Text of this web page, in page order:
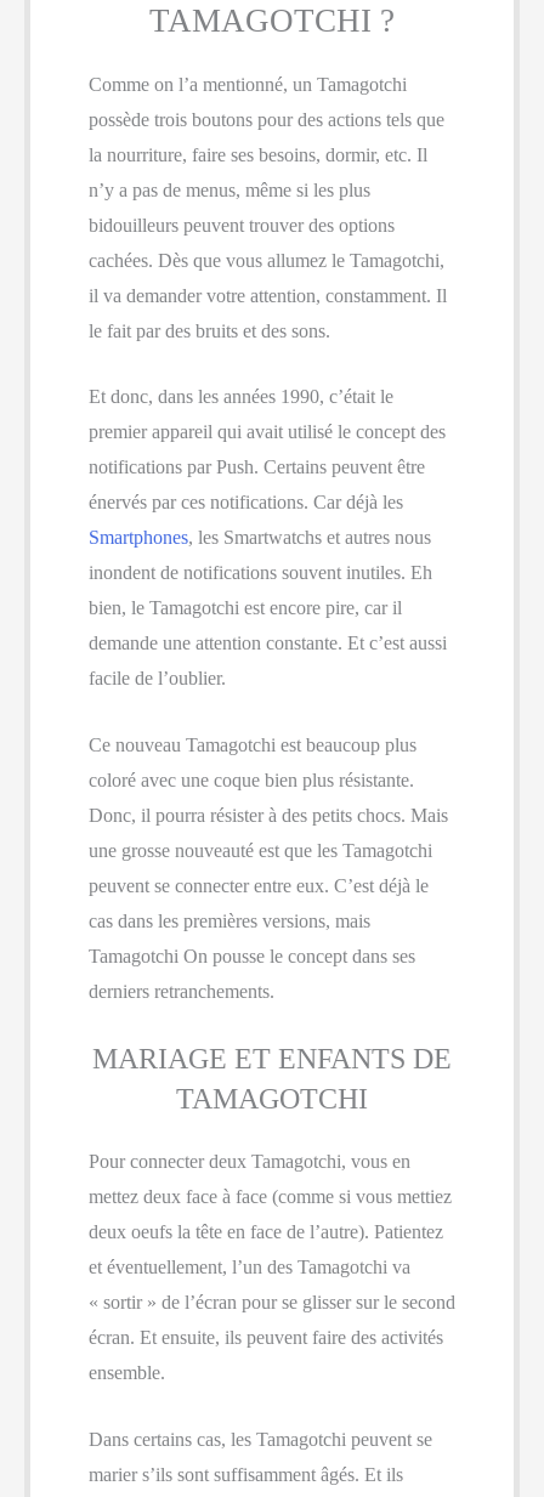
TAMAGOTCHI ?
Comme on l’a mentionné, un Tamagotchi
possède trois boutons pour des actions tels que
la nourriture, faire ses besoins, dormir, etc. Il
n’y a pas de menus, même si les plus
bidouilleurs peuvent trouver des options
cachées. Dès que vous allumez le Tamagotchi,
il va demander votre attention, constamment. Il
le fait par des bruits et des sons.
Et donc, dans les années 1990, c’était le
premier appareil qui avait utilisé le concept des
notifications par Push. Certains peuvent être
énervés par ces notifications. Car déjà les
Smartphones, les Smartwatchs et autres nous
inondent de notifications souvent inutiles. Eh
bien, le Tamagotchi est encore pire, car il
demande une attention constante. Et c’est aussi
facile de l’oublier.
Ce nouveau Tamagotchi est beaucoup plus
coloré avec une coque bien plus résistante.
Donc, il pourra résister à des petits chocs. Mais
une grosse nouveauté est que les Tamagotchi
peuvent se connecter entre eux. C’est déjà le
cas dans les premières versions, mais
Tamagotchi On pousse le concept dans ses
derniers retranchements.
MARIAGE ET ENFANTS DE
TAMAGOTCHI
Pour connecter deux Tamagotchi, vous en
mettez deux face à face (comme si vous mettiez
deux oeufs la tête en face de l’autre). Patientez
et éventuellement, l’un des Tamagotchi va
« sortir » de l’écran pour se glisser sur le second
écran. Et ensuite, ils peuvent faire des activités
ensemble.
Dans certains cas, les Tamagotchi peuvent se
marier s’ils sont suffisamment âgés. Et ils